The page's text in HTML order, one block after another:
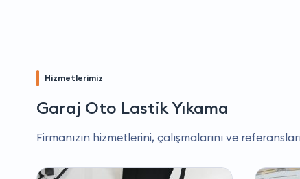
Hizmetlerimiz
Garaj Oto Lastik Yıkama
Firmanızın hizmetlerini, çalışmalarını ve